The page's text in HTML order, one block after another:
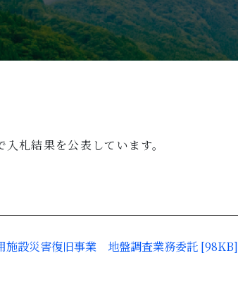
札結果を公表しています。
施設災害復旧事業 地盤調査業務委託 [98KB]